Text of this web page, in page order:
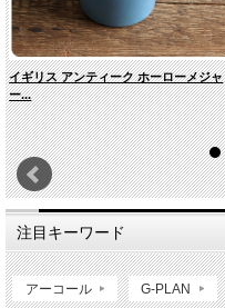
イギリス アンティーク ホーローメジャ
ー...
注目キーワード
アーコール G-PLAN